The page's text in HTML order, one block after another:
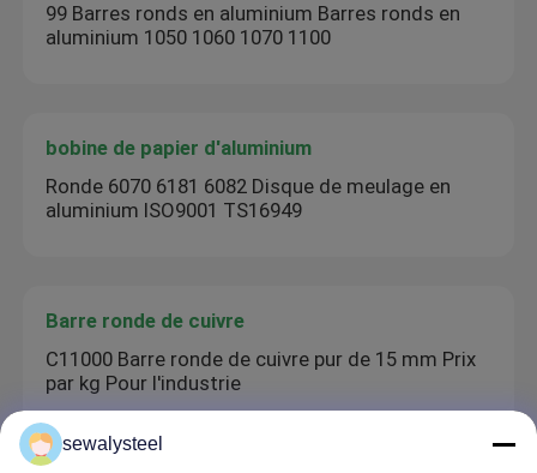
99 Barres ronds en aluminium Barres ronds en
aluminium 1050 1060 1070 1100
bobine de papier d'aluminium
Ronde 6070 6181 6082 Disque de meulage en
aluminium ISO9001 TS16949
Barre ronde de cuivre
C11000 Barre ronde de cuivre pur de 15 mm Prix
par kg Pour l'industrie
sewalysteel